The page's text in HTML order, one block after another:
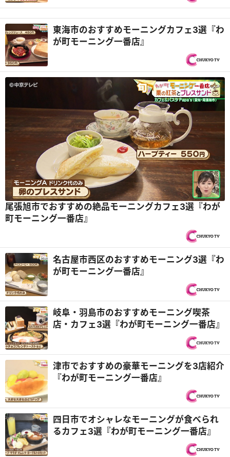
東海市のおすすめモーニングカフェ3選『わ
が町モーニング一番店』
尾張旭市でおすすめの絶品モーニングカフェ3選『わが
町モーニング一番店』
名古屋市西区のおすすめモーニング3選『わ
が町モーニング一番店』
岐阜・羽島市のおすすめモーニング喫茶
店・カフェ3選『わが町モーニング一番店』
津市でおすすめの豪華モーニングを3店紹介
『わが町モーニング一番店』
四日市でオシャレなモーニングが食べられ
るカフェ3選『わが町モーニング一番店』